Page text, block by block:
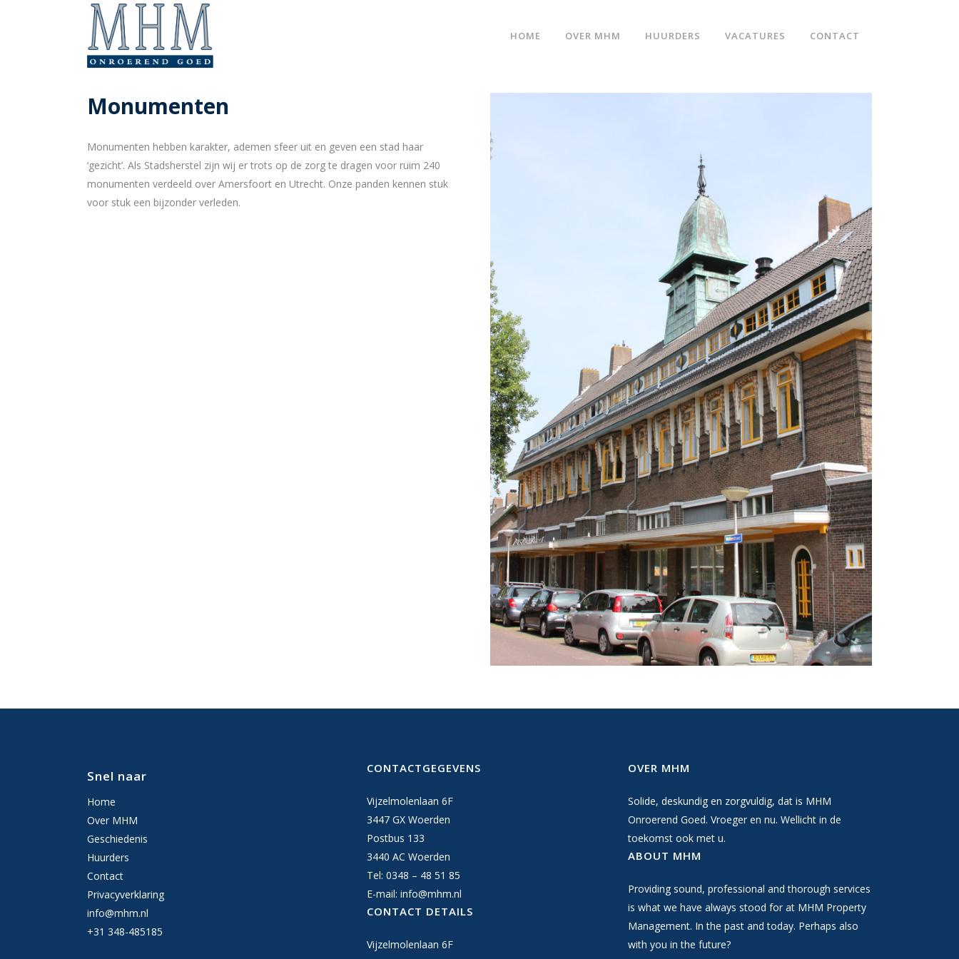
HOME OVER MHM HUURDERS VACATURES CONTACT
Monumenten
Monumenten hebben karakter, ademen sfeer uit en geven een stad haar
‘gezicht’. Als Stadsherstel zijn wij er trots op de zorg te dragen voor ruim 240
monumenten verdeeld over Amersfoort en Utrecht. Onze panden kennen stuk
voor stuk een bijzonder verleden.
Snel naar
Home
Over MHM
Geschiedenis
Huurders
Contact
Privacyverklaring
info@mhm.nl
+31 348-485185
CONTACTGEGEVENS
Vijzelmolenlaan 6F
3447 GX Woerden
Postbus 133
3440 AC Woerden
Tel: 0348 – 48 51 85
E-mail: info@mhm.nl
CONTACT DETAILS
Vijzelmolenlaan 6F
OVER MHM
Solide, deskundig en zorgvuldig, dat is MHM
Onroerend Goed. Vroeger en nu. Wellicht in de
toekomst ook met u.
ABOUT MHM
Providing sound, professional and thorough services
is what we have always stood for at MHM Property
Management. In the past and today. Perhaps also
with you in the future?